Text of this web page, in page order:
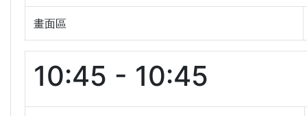
畫面區
10:45 - 10:45